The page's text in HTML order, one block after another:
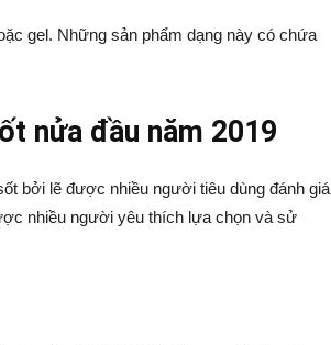
gel. Những sản phẩm dạng này có chứa
nửa đầu năm 2019
bởi lẽ được nhiều người tiêu dùng đánh giá
nhiều người yêu thích lựa chọn và sử